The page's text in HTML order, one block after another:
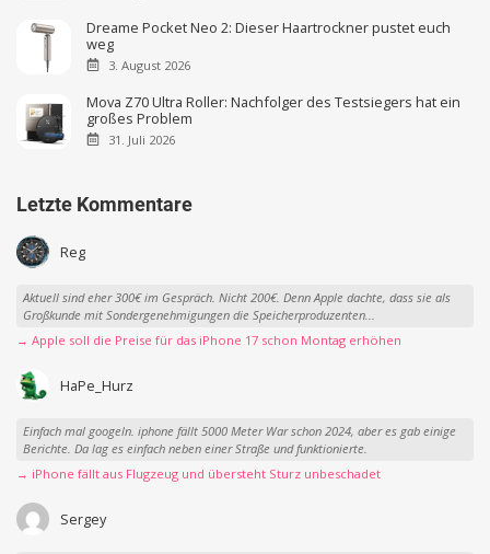
Dreame Pocket Neo 2: Dieser Haartrockner pustet euch
weg
3. August 2026
Mova Z70 Ultra Roller: Nachfolger des Testsiegers hat ein
großes Problem
31. Juli 2026
Letzte Kommentare
Reg
Aktuell sind eher 300€ im Gespräch. Nicht 200€. Denn Apple dachte, dass sie als
Großkunde mit Sondergenehmigungen die Speicherproduzenten...
→ Apple soll die Preise für das iPhone 17 schon Montag erhöhen
HaPe_Hurz
Einfach mal googeln. iphone fällt 5000 Meter War schon 2024, aber es gab einige
Berichte. Da lag es einfach neben einer Straße und funktionierte.
→ iPhone fällt aus Flugzeug und übersteht Sturz unbeschadet
Sergey